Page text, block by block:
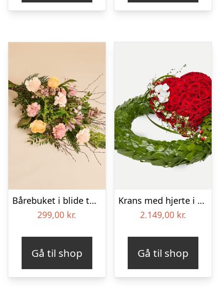
Bårebuket i blide toner
299,00 kr.
Gå til shop
Krans med hjerte i klassisk stil – rød og hvid
2.149,00 kr.
Gå til shop